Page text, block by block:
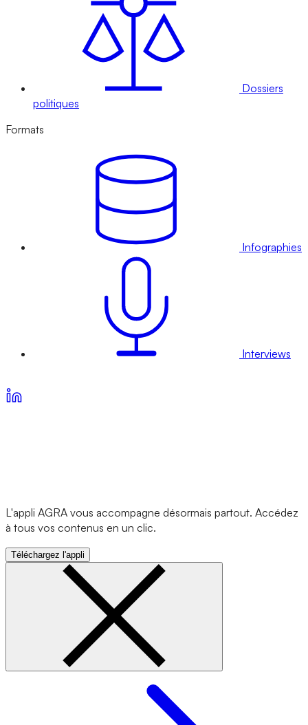
Dossiers
politiques
Formats
Infographies
Interviews
L'appli AGRA vous accompagne désormais partout. Accédez
à tous vos contenus en un clic.
Téléchargez l'appli